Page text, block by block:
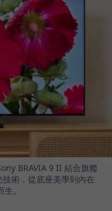
BRAVIA 9 II 結合旗艦
術，從底座美學到內在
。